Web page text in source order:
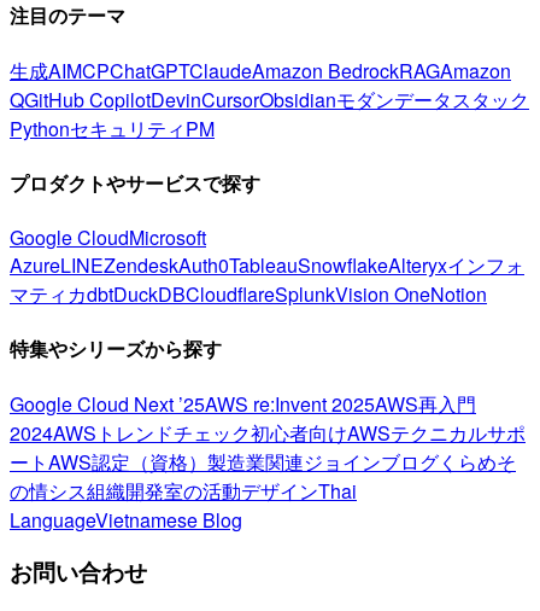
注目のテーマ
生成AIMCPChatGPTClaudeAmazon BedrockRAGAmazon
QGitHub CopilotDevinCursorObsidianモダンデータスタック
PythonセキュリティPM
プロダクトやサービスで探す
Google CloudMicrosoft
AzureLINEZendeskAuth0TableauSnowflakeAlteryxインフォ
マティカdbtDuckDBCloudflareSplunkVision OneNotion
特集やシリーズから探す
Google Cloud Next ’25AWS re:Invent 2025AWS再入門
2024AWSトレンドチェック初心者向けAWSテクニカルサポ
ートAWS認定（資格） 製造業関連ジョインブログくらめそ
の情シス組織開発室の活動デザインThai
LanguageVietnamese Blog
お問い合わせ